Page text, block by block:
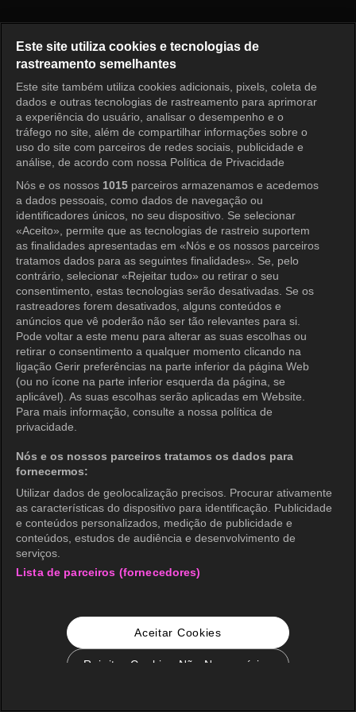
Entrar
Este site utiliza cookies e tecnologias de
rastreamento semelhantes
Este site também utiliza cookies adicionais, pixels, coleta de
dados e outras tecnologias de rastreamento para aprimorar
a experiência do usuário, analisar o desempenho e o
tráfego no site, além de compartilhar informações sobre o
uso do site com parceiros de redes sociais, publicidade e
análise, de acordo com nossa Política de Privacidade
Nós e os nossos 1015 parceiros armazenamos e acedemos
a dados pessoais, como dados de navegação ou
identificadores únicos, no seu dispositivo. Se selecionar
«Aceito», permite que as tecnologias de rastreio suportem
as finalidades apresentadas em «Nós e os nossos parceiros
tratamos dados para as seguintes finalidades». Se, pelo
contrário, selecionar «Rejeitar tudo» ou retirar o seu
consentimento, estas tecnologias serão desativadas. Se os
rastreadores forem desativados, alguns conteúdos e
anúncios que vê poderão não ser tão relevantes para si.
Pode voltar a este menu para alterar as suas escolhas ou
retirar o consentimento a qualquer momento clicando na
ligação Gerir preferências na parte inferior da página Web
(ou no ícone na parte inferior esquerda da página, se
aplicável). As suas escolhas serão aplicadas em Website.
Para mais informação, consulte a nossa política de
privacidade.
Nós e os nossos parceiros tratamos os dados para
fornecermos:
Utilizar dados de geolocalização precisos. Procurar ativamente
as características do dispositivo para identificação. Publicidade
e conteúdos personalizados, medição de publicidade e
conteúdos, estudos de audiência e desenvolvimento de
serviços.
Lista de parceiros (fornecedores)
Aceitar Cookies
Rejeitar Cookies Não Necessários